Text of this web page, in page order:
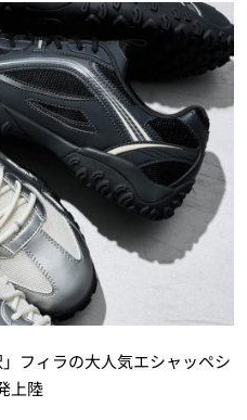
フィラの大人気エシャッペシ
上陸